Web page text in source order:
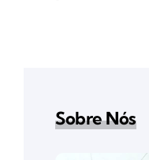
Sobre Nós